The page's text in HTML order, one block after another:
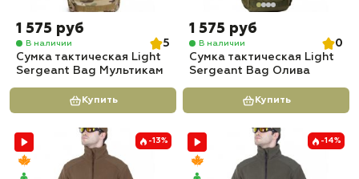
1 575 руб
В наличии
5
Сумка тактическая Light
Sergeant Bag Мультикам
Купить
1 575 руб
В наличии
0
Сумка тактическая Light
Sergeant Bag Олива
Купить
-13% -14%